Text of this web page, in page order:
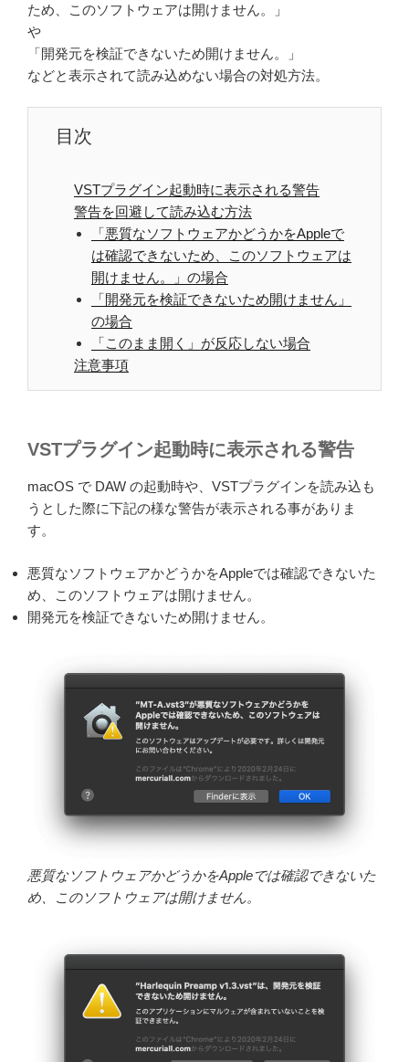
ため、このソフトウェアは開けません。」
や
「開発元を検証できないため開けません。」
などと表示されて読み込めない場合の対処方法。
目次
VSTプラグイン起動時に表示される警告
警告を回避して読み込む方法
「悪質なソフトウェアかどうかをAppleで
は確認できないため、このソフトウェアは
開けません。」の場合
「開発元を検証できないため開けません」
の場合
「このまま開く」が反応しない場合
注意事項
VSTプラグイン起動時に表示される警告
macOS で DAW の起動時や、VSTプラグインを読み込も
うとした際に下記の様な警告が表示される事がありま
す。
悪質なソフトウェアかどうかをAppleでは確認できないた
め、このソフトウェアは開けません。
開発元を検証できないため開けません。
悪質なソフトウェアかどうかをAppleでは確認できないた
め、このソフトウェアは開けません。